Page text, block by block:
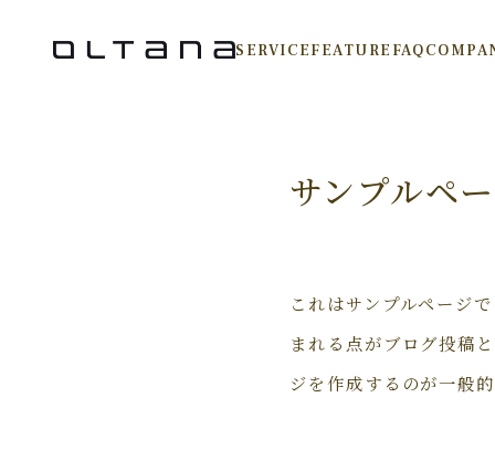
SERVICEFEATURE FAQ
サンプルペ
これはサンプルページ
まれる点がブログ投稿
ジを作成するのが一般